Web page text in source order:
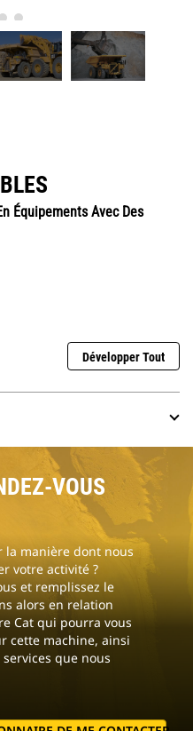
Équipements Avec Des
Développer Tout
VOUS
la manière dont nous
votre activité ?
et remplissez le
alors en relation
Cat qui pourra vous
cette machine, ainsi
que nous